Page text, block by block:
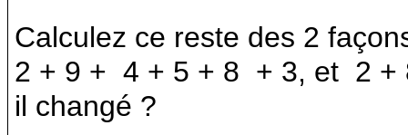
Calculez ce reste des 2
2 + 9 + 4 + 5 + 8 + 3, et 2 +
il changé ?